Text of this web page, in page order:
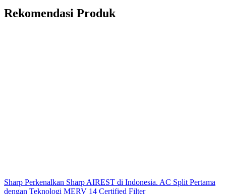
Rekomendasi Produk
Sharp Perkenalkan Sharp AIREST di Indonesia. AC Split Pertama
dengan Teknologi MERV 14 Certified Filter